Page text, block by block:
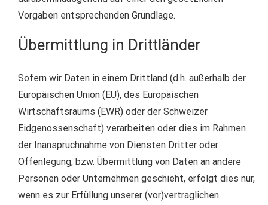
Vorgaben entsprechenden Grundlage.
Übermittlung in Drittländer
Sofern wir Daten in einem Drittland (d.h. außerhalb der
Europäischen Union (EU), des Europäischen
Wirtschaftsraums (EWR) oder der Schweizer
Eidgenossenschaft) verarbeiten oder dies im Rahmen
der Inanspruchnahme von Diensten Dritter oder
Offenlegung, bzw. Übermittlung von Daten an andere
Personen oder Unternehmen geschieht, erfolgt dies nur,
wenn es zur Erfüllung unserer (vor)vertraglichen